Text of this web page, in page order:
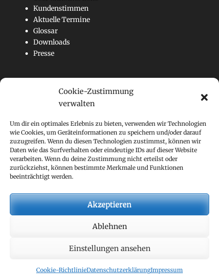
Cookie-Zustimmung
verwalten
Um dir ein optimales Erlebnis zu bieten, verwenden wir Technologien
wie Cookies, um Geräteinformationen zu speichern und/oder darauf
zuzugreifen. Wenn du diesen Technologien zustimmst, können wir
Daten wie das Surfverhalten oder eindeutige IDs auf dieser Website
verarbeiten. Wenn du deine Zustimmung nicht erteilst oder
zurückziehst, können bestimmte Merkmale und Funktionen
beeinträchtigt werden.
Akzeptieren
Ablehnen
Einstellungen ansehen
Cookie-RichtlinieDatenschutzerklärungImpressum
Kundenstimmen
Aktuelle Termine
Glossar
Downloads
Presse
Meine anderen Seiten
Mein "Weg zurück ins Leben"-Podcast
Mein Blog Wortakupressur
Mein Xing-Profil
Interner Bereich
Newsletter-Anmeldung
Themes